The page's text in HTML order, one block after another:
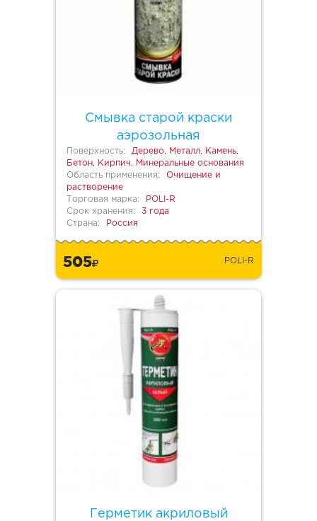
Смывка старой краски
аэрозольная
Поверхность:
Дерево, Металл, Камень,
Бетон, Кирпич, Минеральные основания
Область применения:
Очищение и
растворение
Торговая марка:
POLI-R
Срок хранения:
3 года
Страна:
Россия
505 POLI-R
Герметик акриловый